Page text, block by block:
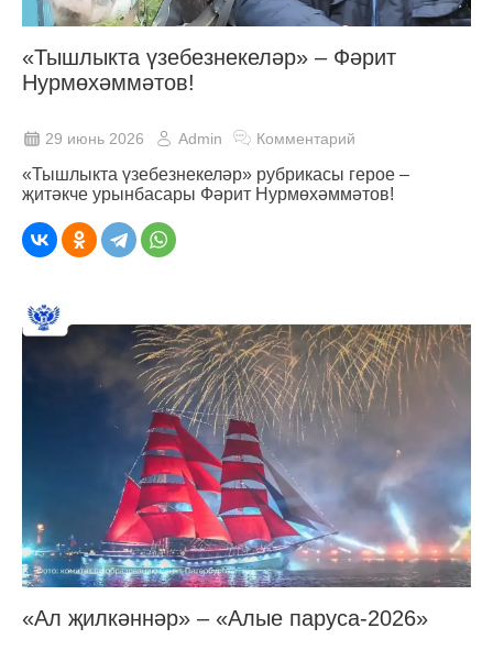
«Тышлыкта үзебезнекеләр» – Фәрит
Нурмөхәммәтов!
29 июнь 2026 Admin Комментарий
«Тышлыкта үзебезнекеләр» рубрикасы герое –
җитәкче урынбасары Фәрит Нурмөхәммәтов!
«Ал җилкәннәр» – «Алые паруса-2026»